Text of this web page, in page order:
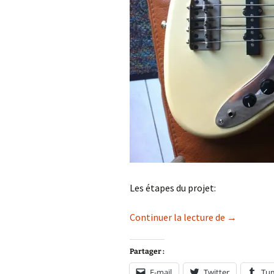
Les étapes du projet:
Continuer la lecture de Young
→
Partager :